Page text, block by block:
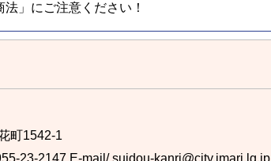
」にご注意ください！
町1542-1
23-2147 E-mail/suidou-kanri@city.imari.lg.jp